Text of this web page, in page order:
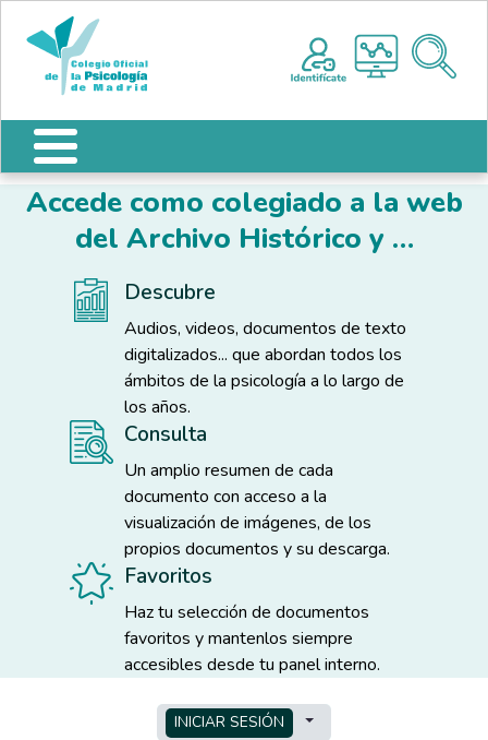
este
incluye
sistema
accesibilidad.
Pasar al contenido principal
Accede como colegiado a la web
del Archivo Histórico y …
Descubre
Audios, videos, documentos de texto
digitalizados... que abordan todos los
ámbitos de la psicología a lo largo de
los años.
Consulta
Un amplio resumen de cada
documento con acceso a la
visualización de imágenes, de los
propios documentos y su descarga.
Favoritos
Haz tu selección de documentos
favoritos y mantenlos siempre
accesibles desde tu panel interno.
Solapas principales
INICIAR SESIÓN TOGGLE TABS AS A